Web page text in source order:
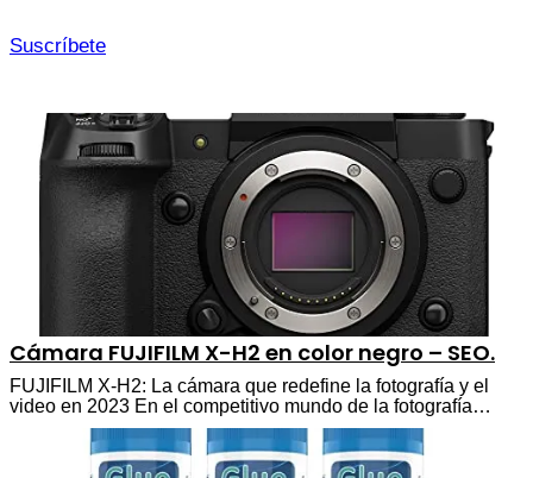
Suscríbete
Cámara FUJIFILM X-H2 en color negro – SEO.
FUJIFILM X-H2: La cámara que redefine la fotografía y el
video en 2023 En el competitivo mundo de la fotografía…